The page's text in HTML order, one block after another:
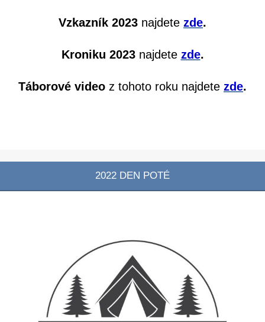
Vzkazník 2023 najdete zde.
Kroniku 2023najdete zde.
Táborové video z tohoto roku najdete zde.
2022 DEN POTÉ